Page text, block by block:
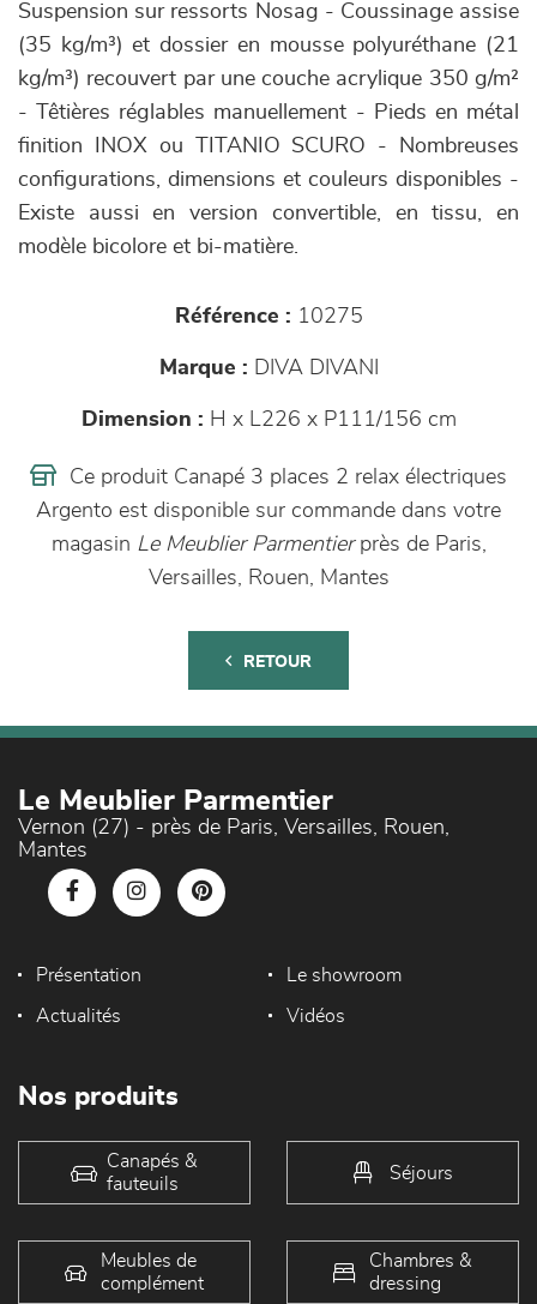
Suspension sur ressorts Nosag - Coussinage assise
(35 kg/m³) et dossier en mousse polyuréthane (21
kg/m³) recouvert par une couche acrylique 350 g/m²
- Têtières réglables manuellement - Pieds en métal
finition INOX ou TITANIO SCURO - Nombreuses
configurations, dimensions et couleurs disponibles -
Existe aussi en version convertible, en tissu, en
modèle bicolore et bi-matière.
Référence : 10275
Marque : DIVA DIVANI
Dimension : H x L226 x P111/156 cm
Ce produit Canapé 3 places 2 relax électriques
Argento est disponible sur commande dans votre
magasin Le Meublier Parmentierprès de Paris,
Versailles, Rouen, Mantes
RETOUR
Le Meublier Parmentier
Vernon (27) - près de Paris, Versailles, Rouen,
Mantes
Présentation Le showroom
Actualités Vidéos
Nos produits
Canapés &
fauteuils
Séjours
Meubles de
complément
Chambres &
dressing